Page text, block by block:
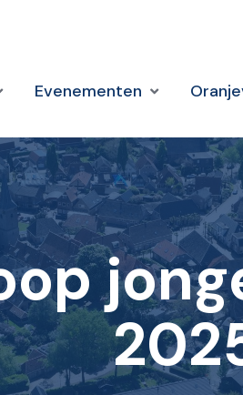
Evenementen